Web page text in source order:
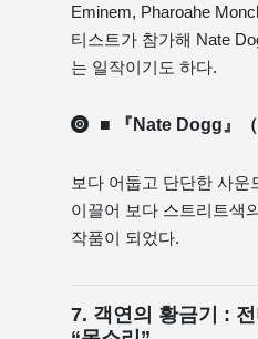
Eminem, Pharoahe
티스트가 참가해 Nate
는 일작이기도 하다.
■ 『Nate Dogg』（
보다 어둡고 단단한 사운
이끌어 보다 스트리트색
작품이 되었다.
7. 객연의 황금기 :